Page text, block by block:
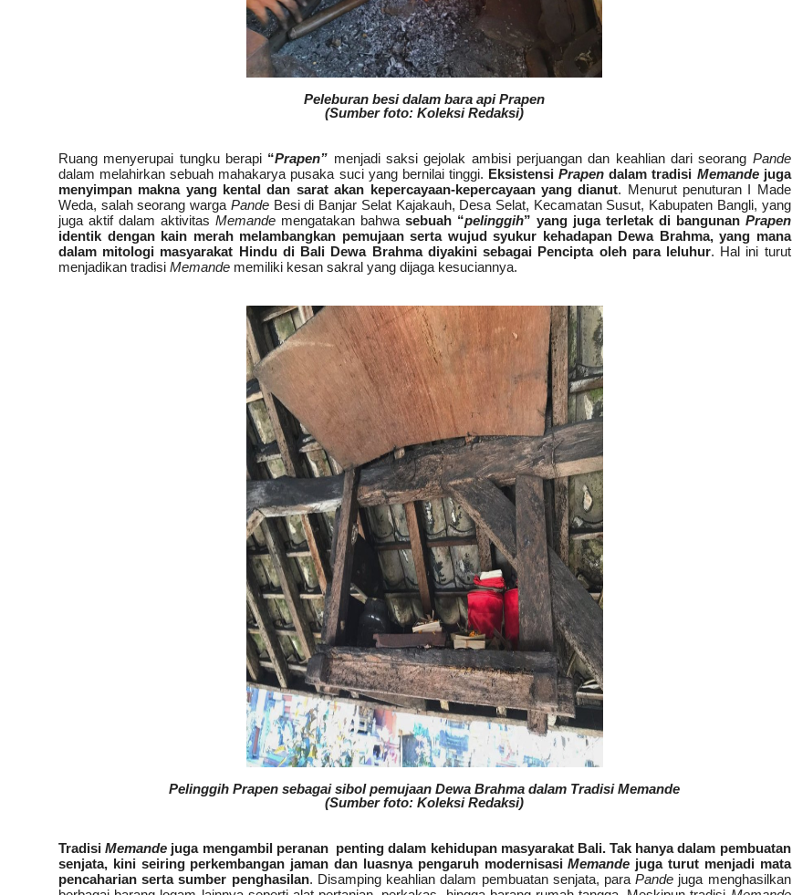
Peleburan besi dalam bara api Prapen
(Sumber foto: Koleksi Redaksi)
Ruang menyerupai tungku berapi “Prapen” menjadi saksi gejolak ambisi perjuangan dan keahlian dari seorang Pande
dalam melahirkan sebuah mahakarya pusaka suci yang bernilai tinggi. EksistensiPrapen dalam tradisi Memandejuga
menyimpan makna yang kental dan sarat akan kepercayaan-kepercayaan yang dianut. Menurut penuturan I Made
Weda, salah seorang warga PandeBesi di Banjar Selat Kajakauh, Desa Selat, Kecamatan Susut, Kabupaten Bangli, yang
juga aktif dalam aktivitas Memandemengatakan bahwa sebuah “pelinggih” yang juga terletak di bangunan Prapen
identik dengan kain merah melambangkan pemujaan serta wujud syukur kehadapan Dewa Brahma, yang mana
dalam mitologi masyarakat Hindu di Bali Dewa Brahma diyakini sebagai Pencipta oleh para leluhur. Hal ini turut
menjadikan tradisi Memande memiliki kesan sakral yang dijaga kesuciannya.
Pelinggih Prapen sebagai sibol pemujaan Dewa Brahma dalam Tradisi Memande
(Sumber foto: Koleksi Redaksi)
TradisiMemande juga mengambil peranan penting dalam kehidupan masyarakat Bali. Tak hanya dalam pembuatan
senjata, kini seiring perkembangan jaman dan luasnya pengaruh modernisasiMemande juga turut menjadi mata
pencaharian serta sumber penghasilan. Disamping keahlian dalam pembuatan senjata, paraPande juga menghasilkan